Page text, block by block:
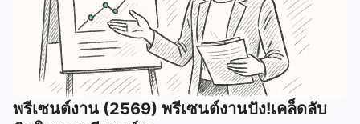
พรีเซนต์งาน (2569) พรีเซนต์งานปัง!เคล็ดลับ